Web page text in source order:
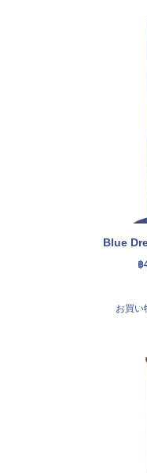
Blue
฿
お買い